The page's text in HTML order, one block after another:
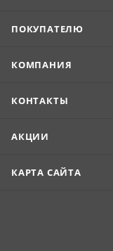
ПОКУПАТЕЛЮ
КОМПАНИЯ
КОНТАКТЫ
АКЦИИ
КАРТА САЙТА